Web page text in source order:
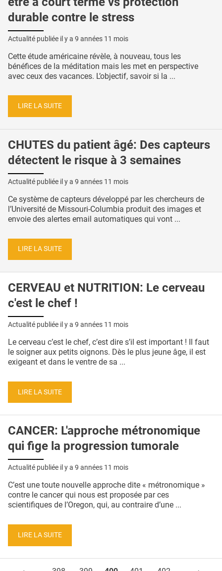
durable contre le stress
Actualité publiée il y a 9 années 11 mois
Cette étude américaine révèle, à nouveau, tous les
bénéfices de la méditation mais les met en perspective
avec ceux des vacances. L’objectif, savoir si la ...
LIRE LA SUITE
CHUTES du patient âgé: Des capteurs
détectent le risque à 3 semaines
Actualité publiée il y a 9 années 11 mois
Ce système de capteurs développé par les chercheurs de
l’Université de Missouri-Columbia produit des images et
envoie des alertes email automatiques qui vont ...
LIRE LA SUITE
CERVEAU et NUTRITION: Le cerveau
c'est le chef !
Actualité publiée il y a 9 années 11 mois
Le cerveau c’est le chef, c’est dire s’il est important ! Il faut
le soigner aux petits oignons. Dès le plus jeune âge, il est
exigeant et dans le ventre de sa ...
LIRE LA SUITE
CANCER: L'approche métronomique
qui fige la progression tumorale
Actualité publiée il y a 9 années 11 mois
C’est une toute nouvelle approche dite « métronomique »
contre le cancer qui nous est proposée par ces
scientifiques de l’Oregon, qui, au contraire d’une ...
LIRE LA SUITE